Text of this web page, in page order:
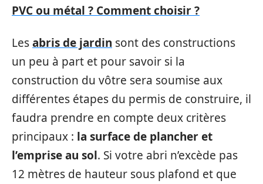
PVC ou métal ? Comment choisir ?
Lesabris de jardin sont des constructions
un peu à part et pour savoir si la
construction du vôtre sera soumise aux
différentes étapes du permis de construire, il
faudra prendre en compte deux critères
principaux : la surface de plancher et
l’emprise au sol. Si votre abri n’excède pas
12 mètres de hauteur sous plafond et que